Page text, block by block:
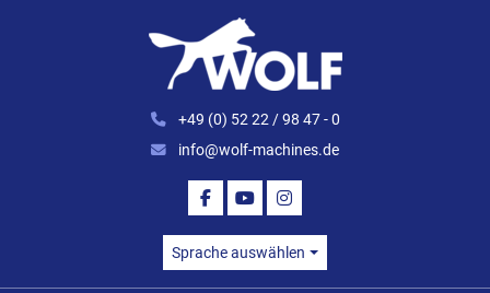
+49 (0) 52 22 / 98 47 - 0
info@wolf-machines.de
FACEBOOK
YOUTUBEINSTAGRAM
Sprache auswählen